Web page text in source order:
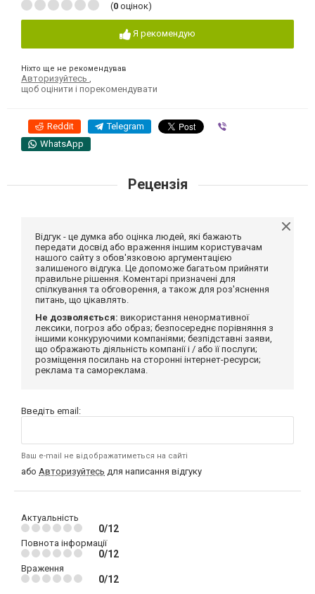
(0 оцінок)
Я рекомендую
Ніхто ще не рекомендував
Авторизуйтесь
щоб оцінити і порекомендувати
Reddit Telegram
WhatsApp
Рецензія
Відгук - це думка або оцінка людей, які бажають
передати досвід або враження іншим користувачам
нашого сайту з обов'язковою аргументацією
залишеного відгука. Це допоможе багатьом прийняти
правильне рішення. Коментарі призначені для
спілкування та обговорення, а також для роз'яснення
питань, що цікавлять.
Не дозволяється: використання ненормативної
лексики, погроз або образ; безпосереднє порівняння з
іншими конкуруючими компаніями; безпідставні заяви,
що ображають діяльність компанії і / або її послуги;
розміщення посилань на сторонні інтернет-ресурси;
реклама та самореклама.
Введіть email:
Ваш e-mail не відображатиметься на сайті
або Авторизуйтесь для написання відгуку
Актуальність
0/12
Повнота інформації
0/12
Враження
0/12